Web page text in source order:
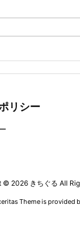
リシー
© 2026 きちぐる All
Theme is provided